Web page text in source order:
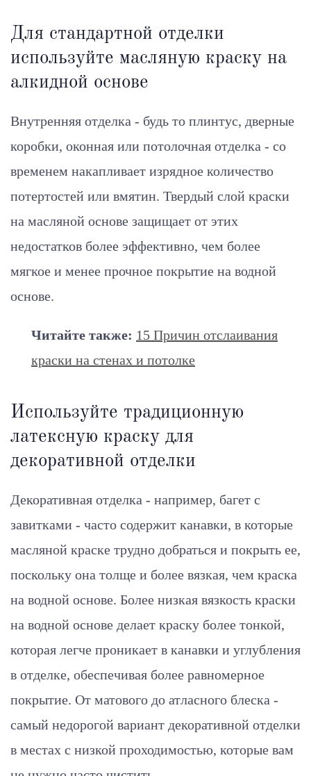
Для стандартной отделки
используйте масляную краску на
алкидной основе
Внутренняя отделка - будь то плинтус, дверные
коробки, оконная или потолочная отделка - со
временем накапливает изрядное количество
потертостей или вмятин. Твердый слой краски
на масляной основе защищает от этих
недостатков более эффективно, чем более
мягкое и менее прочное покрытие на водной
основе.
Читайте также: 15 Причин отслаивания
краски на стенах и потолке
Используйте традиционную
латексную краску для
декоративной отделки
Декоративная отделка - например, багет с
завитками - часто содержит канавки, в которые
масляной краске трудно добраться и покрыть ее,
поскольку она толще и более вязкая, чем краска
на водной основе. Более низкая вязкость краски
на водной основе делает краску более тонкой,
которая легче проникает в канавки и углубления
в отделке, обеспечивая более равномерное
покрытие. От матового до атласного блеска -
самый недорогой вариант декоративной отделки
в местах с низкой проходимостью, которые вам